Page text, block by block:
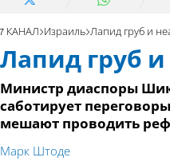
7 КАНАЛ Израиль Лапид груб и
Лапид груб и
Министр диаспоры
саботирует
мешают проводить
Марк Штоде